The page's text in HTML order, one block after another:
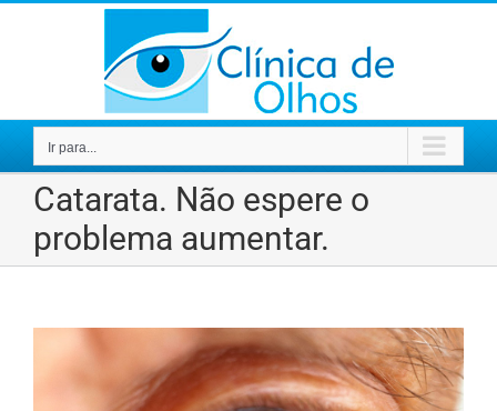
Ir para...
Catarata. Não espere o
problema aumentar.